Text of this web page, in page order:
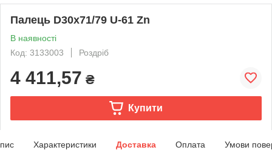
Палець D30x71/79 U-61 Zn
В наявності
Код: 3133003
Роздріб
4 411,57 ₴
Купити
Характеристики Доставка Оплата Умови